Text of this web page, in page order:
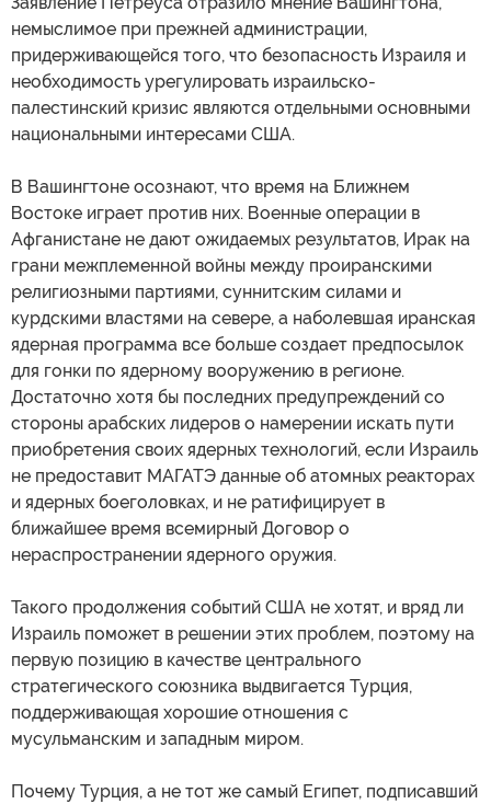
немыслимое при прежней администрации,
придерживающейся того, что безопасность Израиля и
необходимость урегулировать израильско-
палестинский кризис являются отдельными основными
национальными интересами США.
В Вашингтоне осознают, что время на Ближнем
Востоке играет против них. Военные операции в
Афганистане не дают ожидаемых результатов, Ирак на
грани межплеменной войны между проиранскими
религиозными партиями, суннитским силами и
курдскими властями на севере, а наболевшая иранская
ядерная программа все больше создает предпосылок
для гонки по ядерному вооружению в регионе.
Достаточно хотя бы последних предупреждений со
стороны арабских лидеров о намерении искать пути
приобретения своих ядерных технологий, если Израиль
не предоставит МАГАТЭ данные об атомных реакторах
и ядерных боеголовках, и не ратифицирует в
ближайшее время всемирный Договор о
нераспространении ядерного оружия.
Такого продолжения событий США не хотят, и вряд ли
Израиль поможет в решении этих проблем, поэтому на
первую позицию в качестве центрального
стратегического союзника выдвигается Турция,
поддерживающая хорошие отношения с
мусульманским и западным миром.
Почему Турция, а не тот же самый Египет, подписавший